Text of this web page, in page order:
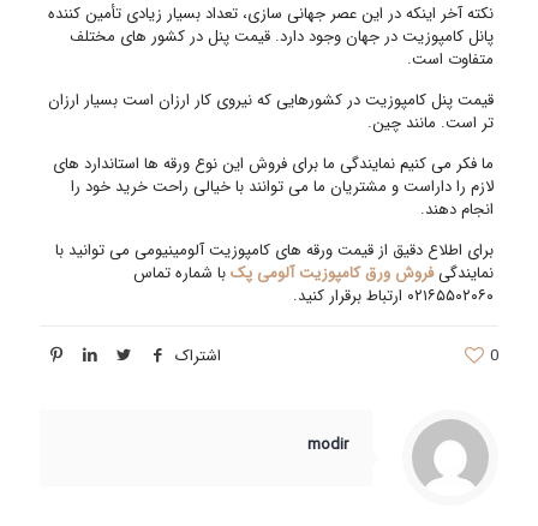
نکته آخر اینکه در این عصر جهانی سازی، تعداد بسیار زیادی تأمین کننده
پانل کامپوزیت در جهان وجود دارد. قیمت پنل در کشور های مختلف
متفاوت است.
قیمت پنل کامپوزیت در کشورهایی که نیروی کار ارزان است بسیار ارزان
تر است. مانند چین.
ما فکر می کنیم نمایندگی ما برای فروش این نوع ورقه ها استاندارد های
لازم را داراست و مشتریان ما می توانند با خیالی راحت خرید خود را
انجام دهند.
برای اطلاع دقیق از قیمت ورقه های کامپوزیت آلومینیومی می توانید با
نمایندگیفروش ورق کامپوزیت آلومی پکبا شماره تماس
۰۲۱۶۵۵۰۲۰۶۰ ارتباط برقرار کنید.
اشتراک 0
modir